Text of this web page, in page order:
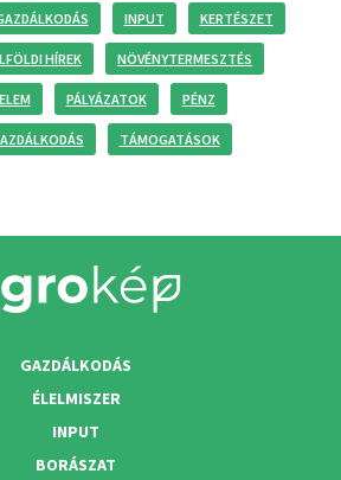
INPUT KERTÉSZET
HÍREK NÖVÉNYTERMESZTÉS
PÁLYÁZATOK PÉNZ
TÁMOGATÁSOK
GAZDÁLKODÁS
ÉLELMISZER
INPUT
BORÁSZAT